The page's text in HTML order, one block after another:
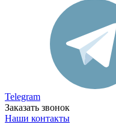
Telegram
Заказать звонок
Наши контакты